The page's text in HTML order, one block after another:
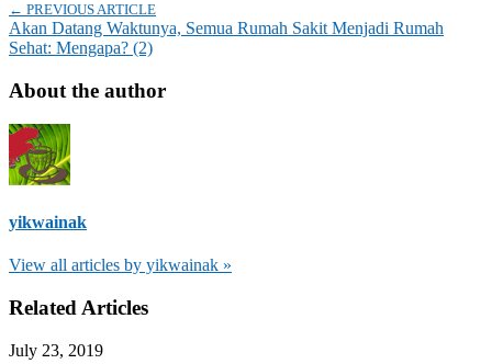
← PREVIOUS ARTICLE
Akan Datang Waktunya, Semua Rumah Sakit Menjadi Rumah
Sehat: Mengapa? (2)
About the author
yikwainak
View all articles by yikwainak »
Related Articles
July 23, 2019